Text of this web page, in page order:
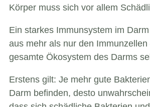
Körper muss sich vor allem
Ein starkes Immunsystem im
aus mehr als nur den
gesamte Ökosystem des Darms
Erstens gilt: Je mehr gute
Darm befinden, desto